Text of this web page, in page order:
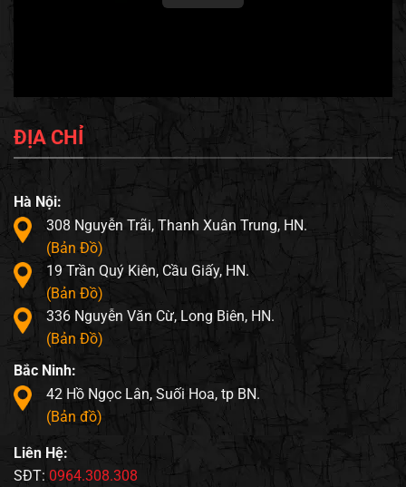
ĐỊA CHỈ
Hà Nội:
308 Nguyễn Trãi, Thanh Xuân Trung, HN.
(Bản Đồ)
19 Trần Quý Kiên, Cầu Giấy, HN.
(Bản Đồ)
336 Nguyễn Văn Cừ, Long Biên, HN.
(Bản Đồ)
Bắc Ninh:
42 Hồ Ngọc Lân, Suối Hoa, tp BN.
(Bản đồ)
Liên Hệ:
SĐT: 0964.308.308